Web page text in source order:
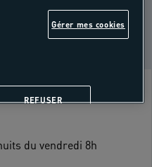
du vendredi 8h
Gérer mes cookies
REFUSER